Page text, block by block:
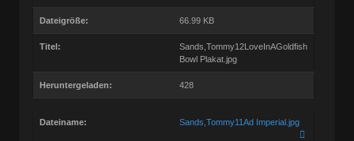
Dateigröße: 66.99 KB
Titel:
Sands,Tommy12LoveInAGoldfish
Bowl Plakat.jpg
Heruntergeladen: 428
Dateiname: Sands,Tommy11Ad Imperial.jpg